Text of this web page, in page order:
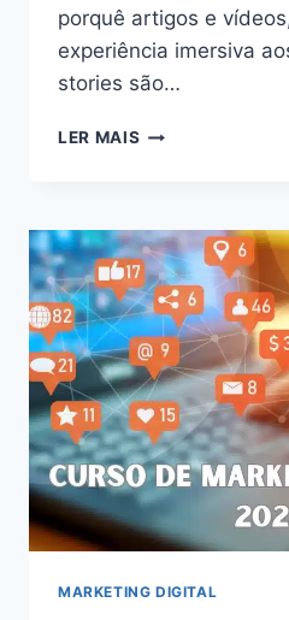
porquê artigos e
experiência imersiva
stories são…
LER MAIS DESVENDE
WEB
STORIES:
AUMENTE
O
ENGAJAMENTO
E
CONQUISTE
SEU
PÚBLICO
EM
2024!
MARKETING DIGITAL